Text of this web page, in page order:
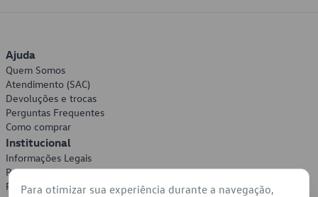
Ajuda
Quem Somos
Atendimento (SAC)
Devoluções e trocas
Perguntas Frequentes
Como comprar
Institucional
Informações Legais
Política de Privacidade
Política de Cookies
Para otimizar sua experiência durante a navegação,